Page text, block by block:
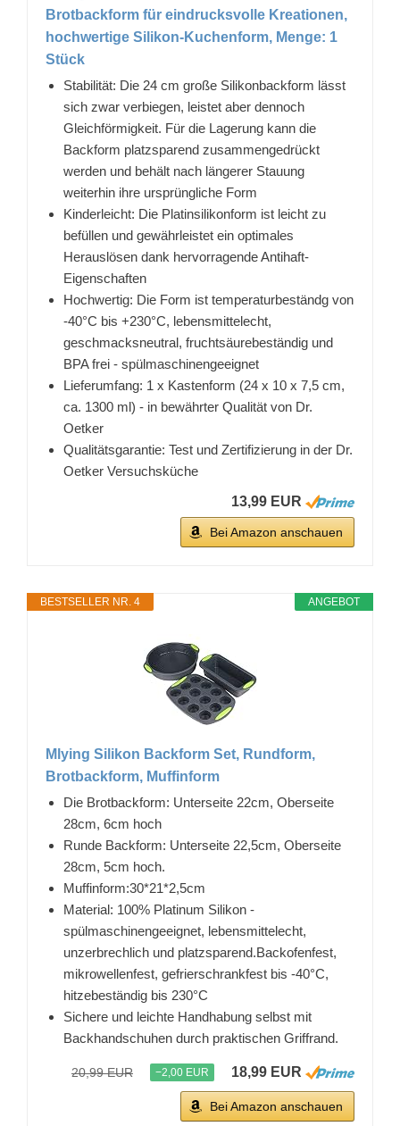
Brotbackform für eindrucksvolle Kreationen,
hochwertige Silikon-Kuchenform, Menge: 1
Stück
Stabilität: Die 24 cm große Silikonbackform lässt
sich zwar verbiegen, leistet aber dennoch
Gleichförmigkeit. Für die Lagerung kann die
Backform platzsparend zusammengedrückt
werden und behält nach längerer Stauung
weiterhin ihre ursprüngliche Form
Kinderleicht: Die Platinsilikonform ist leicht zu
befüllen und gewährleistet ein optimales
Herauslösen dank hervorragende Antihaft-
Eigenschaften
Hochwertig: Die Form ist temperaturbeständg von
-40°C bis +230°C, lebensmittelecht,
geschmacksneutral, fruchtsäurebeständig und
BPA frei - spülmaschinengeeignet
Lieferumfang: 1 x Kastenform (24 x 10 x 7,5 cm,
ca. 1300 ml) - in bewährter Qualität von Dr.
Oetker
Qualitätsgarantie: Test und Zertifizierung in der Dr.
Oetker Versuchsküche
13,99 EUR
Bei Amazon anschauen
ANGEBOT
BESTSELLER NR. 4
Mlying Silikon Backform Set, Rundform,
Brotbackform, Muffinform
Die Brotbackform: Unterseite 22cm, Oberseite
28cm, 6cm hoch
Runde Backform: Unterseite 22,5cm, Oberseite
28cm, 5cm hoch.
Muffinform:30*21*2,5cm
Material: 100% Platinum Silikon -
spülmaschinengeeignet, lebensmittelecht,
unzerbrechlich und platzsparend.Backofenfest,
mikrowellenfest, gefrierschrankfest bis -40°C,
hitzebeständig bis 230°C
Sichere und leichte Handhabung selbst mit
Backhandschuhen durch praktischen Griffrand.
20,99 EUR −2,00 EUR 18,99 EUR
Bei Amazon anschauen